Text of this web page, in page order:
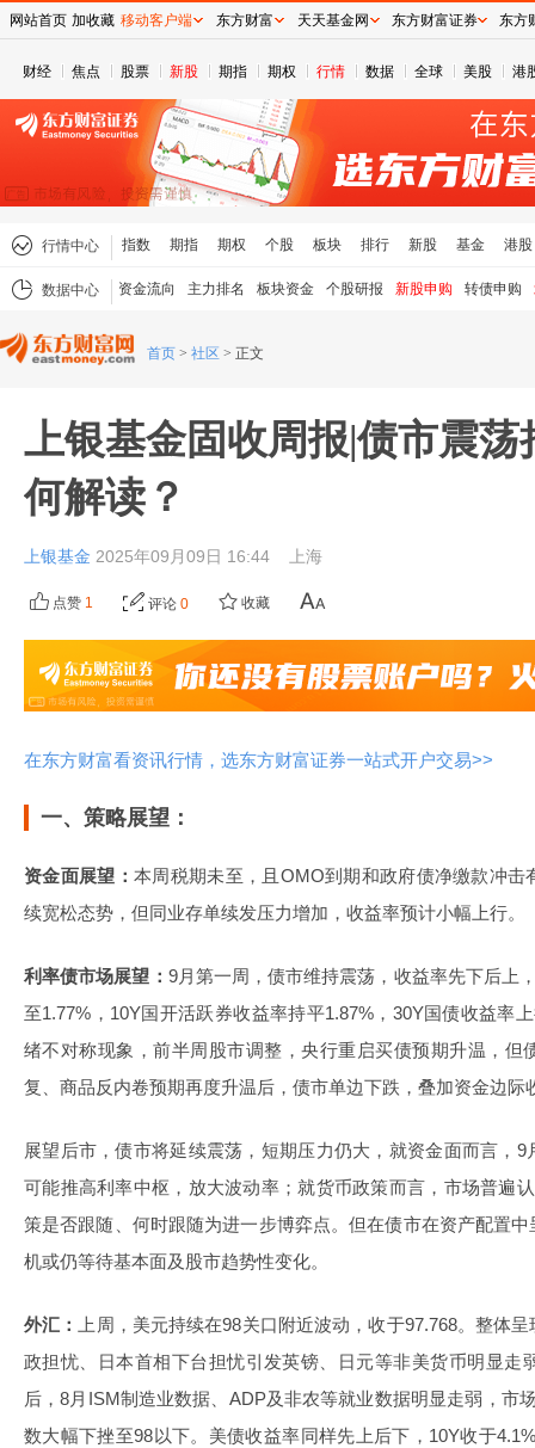
财经 焦点 股票 新股 期指 期权 行情 数据 全球 美股 港
行情中心 指数 期指 期权 个股 板块 排行 新股 基金 港股
数据中心 资金流向 主力排名 板块资金 个股研报 新股申购 转债申购
首页 > 社区 > 正文
上银基金固收周报|债市震荡
何解读？
上银基金 2025年09月09日 16:44 上海
点赞 1 评论 0 收藏
在东方财富看资讯行情，选东方财富证券一站式开户交易>>
一、策略展望：
资金面展望： 本周税期未至，且OMO到期和政府债净缴款冲
续宽松态势，但同业存单续发压力增加，收益率预计小幅上行。
利率债市场展望： 9月第一周，债市维持震荡，收益率先下后上
至1.77%，10Y国开活跃券收益率持平1.87%，30Y国债收益率
绪不对称现象，前半周股市调整，央行重启买债预期升温，但
复、商品反内卷预期再度升温后，债市单边下跌，叠加资金边际
展望后市，债市将延续震荡，短期压力仍大，就资金面而言，
可能推高利率中枢，放大波动率；就货币政策而言，市场普遍
策是否跟随、何时跟随为进一步博弈点。但在债市在资产配置
机或仍等待基本面及股市趋势性变化。
外汇：
上周，美元持续在98关口附近波动，收于97.768。整体
政担忧、日本首相下台担忧引发英镑、日元等非美货币明显走
后，8月ISM制造业数据、ADP及非农等就业数据明显走弱，市
数大幅下挫至98以下。美债收益率同样先上后下，10Y收于
网站首页 加收藏 移动客户端 东方财富 天天基金网 东方财富证券 东方